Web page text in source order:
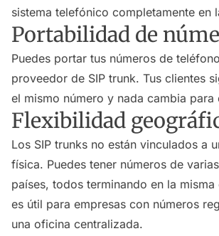
sistema telefónico completamente en
Portabilidad de
Puedes portar tus números de
proveedor de SIP trunk. Tus clientes
el mismo número y nada cambia para
Flexibilidad
Los SIP trunks no están vinculados a
física. Puedes tener números de
países, todos terminando en la misma
es útil para empresas con números
una oficina centralizada.